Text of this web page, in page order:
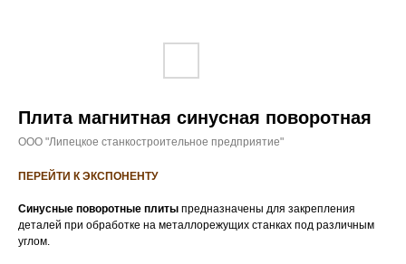
Плита магнитная синусная поворотная
ООО "Липецкое станкостроительное предприятие"
ПЕРЕЙТИ К ЭКСПОНЕНТУ
Синусные поворотные плиты предназначены для закрепления
деталей при обработке на металлорежущих станках под различным
углом.